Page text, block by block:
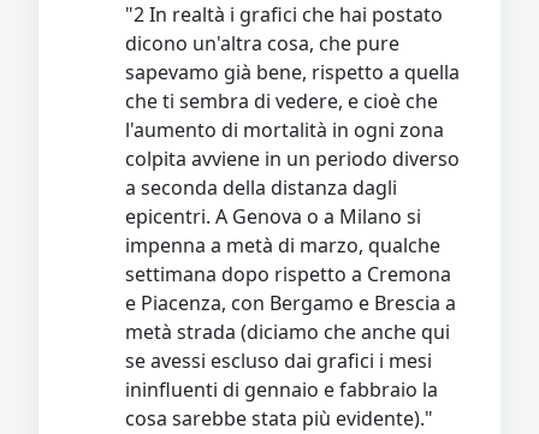
"2 In realtà i grafici che hai postato
dicono un'altra cosa, che pure
sapevamo già bene, rispetto a quella
che ti sembra di vedere, e cioè che
l'aumento di mortalità in ogni zona
colpita avviene in un periodo diverso
a seconda della distanza dagli
epicentri. A Genova o a Milano si
impenna a metà di marzo, qualche
settimana dopo rispetto a Cremona
e Piacenza, con Bergamo e Brescia a
metà strada (diciamo che anche qui
se avessi escluso dai grafici i mesi
ininfluenti di gennaio e fabbraio la
cosa sarebbe stata più evidente)."